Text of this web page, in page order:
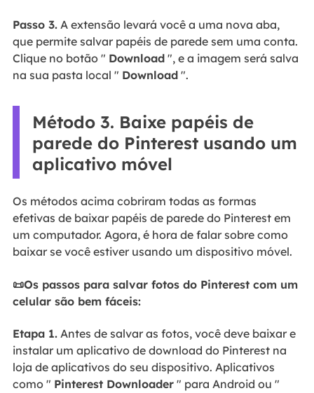
Passo 3.A extensão levará você a uma nova aba,
que permite salvar papéis de parede sem uma conta.
Clique no botão " Download", e a imagem será salva
na sua pasta local " Download".
Método 3. Baixe papéis de
parede do Pinterest usando um
aplicativo móvel
Os métodos acima cobriram todas as formas
efetivas de baixar papéis de parede do Pinterest em
um computador. Agora, é hora de falar sobre como
baixar se você estiver usando um dispositivo móvel.
📜Os passos para salvar fotos do Pinterest com um
celular são bem fáceis:
Etapa 1.Antes de salvar as fotos, você deve baixar e
instalar um aplicativo de download do Pinterest na
loja de aplicativos do seu dispositivo. Aplicativos
como " Pinterest Downloader" para Android ou "